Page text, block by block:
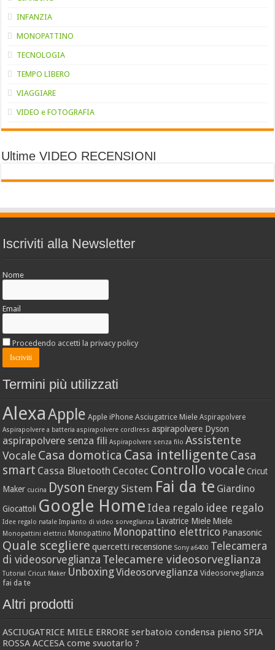
INFANZIA
MONOPATTINO
TECNOLOGIA
TEMPO LIBERO
VIAGGIARE
VIDEO e FOTOGRAFIA
Ultime VIDEO RECENSIONI
Iscriviti alla Newsletter
Nome
Email
Procedendo accetti la privacy policy
Termini più utilizzati
AlexaApple Apple iPhone Asciugatrice Miele Aspirapolvere
Aspirapolvere a batteria aspirapolvere cordlress aspirapolvere Dyson
aspirapolvere senza fili Aspirapolvere senza filo Assistente
Vocale Casa domotica Casa intelligente Casa
smart Cassa Bluetooth Cecotec Controllo vocale Cricut
Maker cucina Dyson Energy Sistem Fai da te Giardino
Giocattoli Google Home Idea regalo idee regalo
Idee regalo natale Impianto di video sorveglianza Lavatrice Miele Miele
Monopattini elettrici Monopattino Monopattino elettrico Panasonic
Quale scegliere quercetti recensione Sony a6400 Telecamera
di videosorveglianza Telecamere videosorveglianza
Tutorial Cricut Maker UnboxingVideosorveglianza Videosorveglianza
fai da te
Altri prodotti
ASCIUGATRICE MIELE ERRORE serbatoio condensa pieno SPIA
ROSSA ACCESA come svuotarlo ?